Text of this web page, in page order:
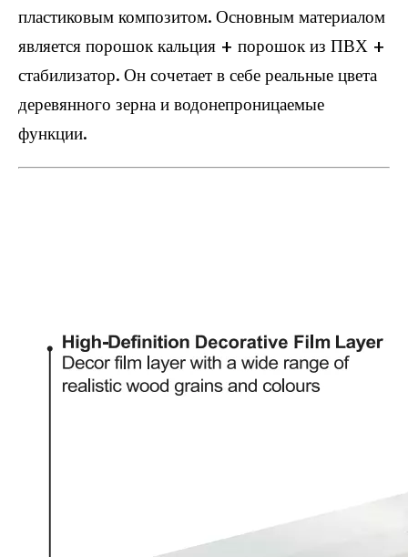
H013 плитка пола на полу L2664 Нажмите на пол LVT
пластиковым композитом. Основным материалом
является порошок кальция + порошок из ПВХ +
стабилизатор. Он сочетает в себе реальные цвета
деревянного зерна и водонепроницаемые
функции.